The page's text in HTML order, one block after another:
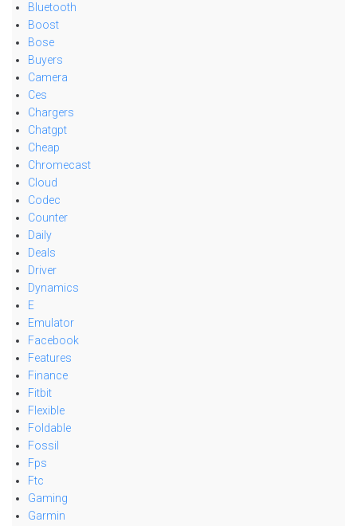
Bluetooth
Boost
Bose
Buyers
Camera
Ces
Chargers
Chatgpt
Cheap
Chromecast
Cloud
Codec
Counter
Daily
Deals
Driver
Dynamics
E
Emulator
Facebook
Features
Finance
Fitbit
Flexible
Foldable
Fossil
Fps
Ftc
Gaming
Garmin